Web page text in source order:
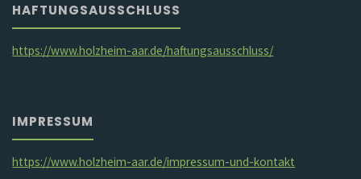
HAFTUNGSAUSSCHLUSS
https://www.holzheim-aar.de/haftungsausschluss/
IMPRESSUM
https://www.holzheim-aar.de/impressum-und-kontakt